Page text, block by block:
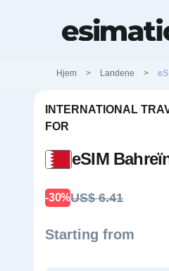
Hjem > Landene >
INTERNATIONAL
FOR
eSIM
-30%US$ 6.41
Starting from